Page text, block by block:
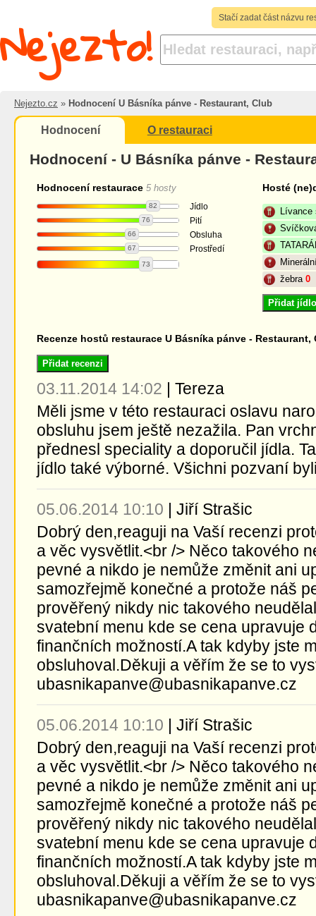
Stačí zadat část názvu
Nejezto!
Nejezto.cz » Hodnocení U Básníka pánve - Restaurant, Club
Hodnocení O restauraci
Hodnocení - U Básníka pánve -
Hodnocení restaurace 5 hosty
82 Jídlo
76 Pití
66 Obsluha
67 Prostředí
73
Hosté
žebra 0
Přidat
Recenze hostů restaurace U Básníka pánve - Restaurant,
Přidat recenzi
03.11.2014 14:02 | Tereza
Měli jsme v této restauraci oslavu
obsluhu jsem ještě nezažila. Pan
přednesl speciality a doporučil jídla.
jídlo také výborné. Všichni pozvaní
05.06.2014 10:10 | Jiří Strašic
Dobrý den,reaguji na Vaší recenzi
a věc vysvětlit.<br /> Něco takového
pevné a nikdo je nemůže změnit ani
samozřejmě konečné a protože náš
prověřený nikdy nic takového
svatební menu kde se cena upravuje
finančních možností.A tak kdyby jste
obsluhoval.Děkuji a věřím že se to
ubasnikapanve@ubasnikapanve.cz
05.06.2014 10:10 | Jiří Strašic
Dobrý den,reaguji na Vaší recenzi
a věc vysvětlit.<br /> Něco takového
pevné a nikdo je nemůže změnit ani
samozřejmě konečné a protože náš
prověřený nikdy nic takového
svatební menu kde se cena upravuje
finančních možností.A tak kdyby jste
obsluhoval.Děkuji a věřím že se to
ubasnikapanve@ubasnikapanve.cz